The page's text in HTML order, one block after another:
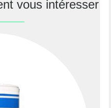
vous intéresser